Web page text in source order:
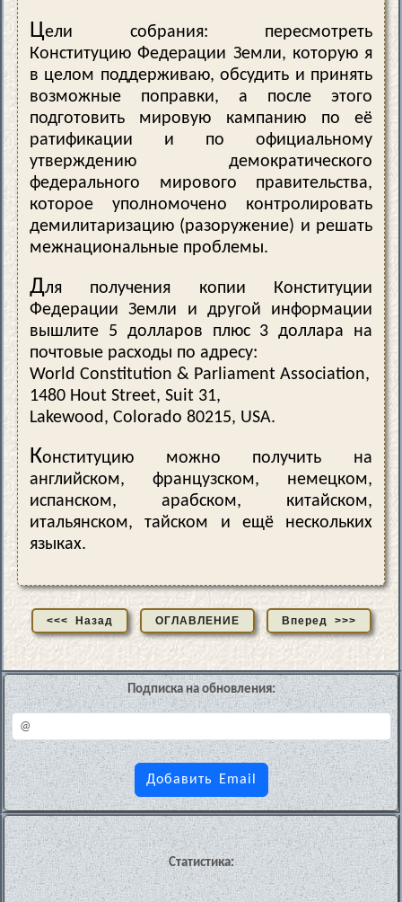
Цели собрания: пересмотреть
Конституцию Федерации Земли, которую я
в целом поддерживаю, обсудить и принять
возможные поправки, а после этого
подготовить мировую кампанию по её
ратификации и по официальному
утверждению демократического
федерального мирового правительства,
которое уполномочено контролировать
демилитаризацию (разоружение) и решать
межнациональные проблемы.
Для получения копии Конституции
Федерации Земли и другой информации
вышлите 5 долларов плюс 3 доллара на
почтовые расходы по адресу:
World Constitution & Parliament Association,
1480 Hout Street, Suit 31,
Lakewood, Colorado 80215, USA.
Конституцию можно получить на
английском, французском, немецком,
испанском, арабском, китайском,
итальянском, тайском и ещё нескольких
языках.
<<< Назад ОГЛАВЛЕНИЕ Вперед >>>
Подписка на обновления:
Статистика: